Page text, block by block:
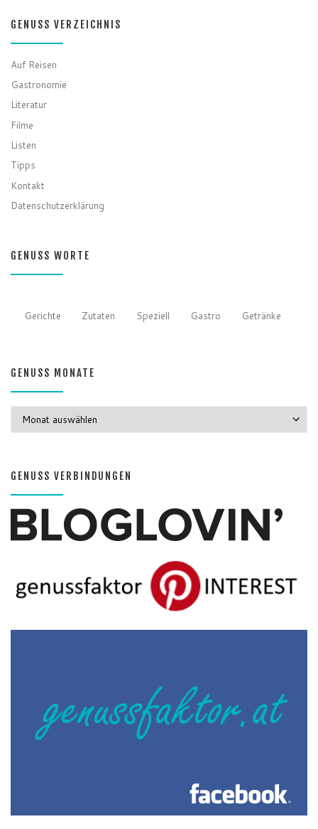
GENUSS VERZEICHNIS
Auf Reisen
Gastronomie
Literatur
Filme
Listen
Tipps
Kontakt
Datenschutzerklärung
GENUSS WORTE
Gerichte Zutaten Speziell Gastro Getränke
GENUSS MONATE
GENUSS VERBINDUNGEN